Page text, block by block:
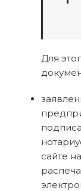
Для
сайте